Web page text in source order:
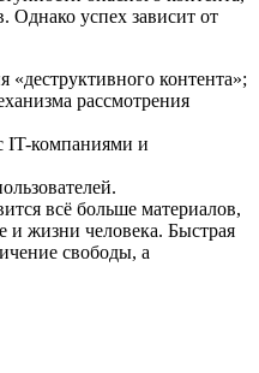
Однако успех зависит от
«деструктивного контента»;
рассмотрения
IT-компаниями и
всё больше материалов,
и жизни человека. Быстрая
свободы, а